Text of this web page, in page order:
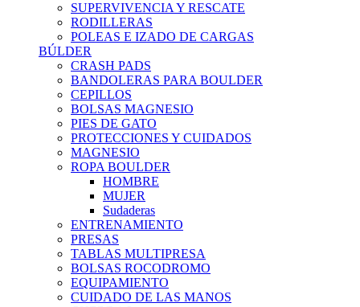
SUPERVIVENCIA Y RESCATE
RODILLERAS
POLEAS E IZADO DE CARGAS
BÚLDER
CRASH PADS
BANDOLERAS PARA BOULDER
CEPILLOS
BOLSAS MAGNESIO
PIES DE GATO
PROTECCIONES Y CUIDADOS
MAGNESIO
ROPA BOULDER
HOMBRE
MUJER
Sudaderas
ENTRENAMIENTO
PRESAS
TABLAS MULTIPRESA
BOLSAS ROCODROMO
EQUIPAMIENTO
CUIDADO DE LAS MANOS